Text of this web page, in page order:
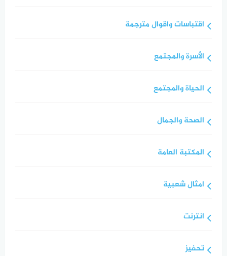
اقتباسات واقوال مترجمة
الأسرة والمجتمع
الحياة والمجتمع
الصحة والجمال
المكتبة العامة
امثال شعبية
انترنت
تحفيز